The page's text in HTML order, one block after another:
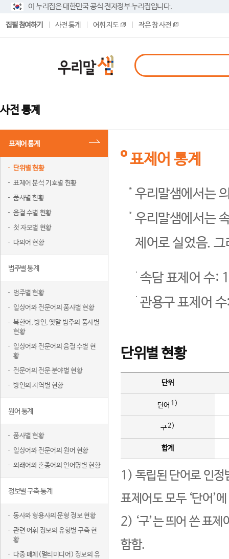
이 누리집은 대한민국 공식 전자정부 누리집입니다.
집필 참여하기 사전 통계 어휘 지도 작은 창 사전
사전 통계
표제어 통계
단위별 현황
표제어 분석 기호별 현황
품사별 현황
음절 수별 현황
첫 자모별 현황
다의어 현황
범주별 통계
범주별 현황
일상어와 전문어의 품사별 현황
북한어, 방언, 옛말 범주의 품사별
현황
일상어와 전문어의 음절 수별 현
황
전문어의 전문 분야별 현황
방언의 지역별 현황
원어 통계
품사별 현황
일상어와 전문어의 원어 현황
외래어와 혼종어의 언어명별 현황
정보별 구축 통계
동사와 형용사의 문형 정보 현황
관련 어휘 정보의 유형별 구축 현
황
다중 매체(멀티미디어) 정보의 유
표제어 통계
우리말샘에서는
우리말샘에서는
제어로 실었음.
속담 표제어 수:
관용구 표제어
단위별 현황
단위
단어 1)
구2)
합계
1) 독립된 단어로 인정
표제어도 모두 ‘단어’
2) ‘구’는 띄어 쓴 표
함함.